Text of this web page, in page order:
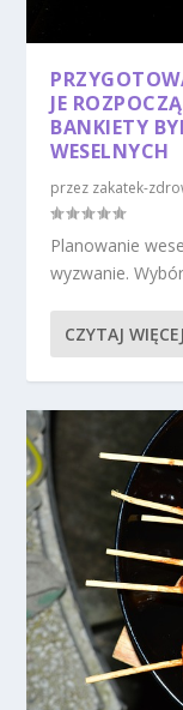
JE
BANKIETY
WESELNYCH
przez zakatek-
Planowanie
wyzwanie.
CZYTAJ WIĘCEJ